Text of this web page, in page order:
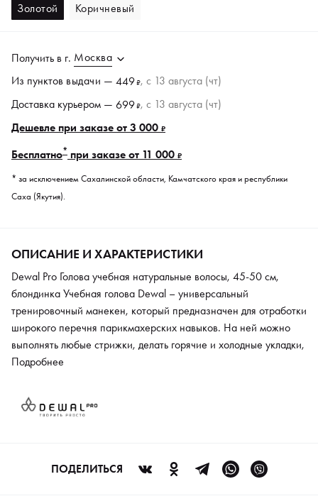
Золотой Коричневый
Получить в г. Москва
Из пунктов выдачи — 449₽, c 13 августа (чт)
Доставка курьером — 699₽, c 13 августа (чт)
Дешевле при заказе от 3 000 ₽
Бесплатно* при заказе от 11 000 ₽
* за исключением Сахалинской области, Камчатского края и республики
Саха (Якутия).
ОПИСАНИЕ И ХАРАКТЕРИСТИКИ
Dewal Pro Голова учебная натуральные волосы, 45-50 см,
блондинка Учебная голова Dewal – универсальный
тренировочный манекен, который предназначен для отработки
широкого перечня парикмахерских навыков. На ней можно
выполнять любые стрижки, делать горячие и холодные укладки,
прически, разнообразные плетения и окрашивания. Манекен
Шерсть данного животного является близким аналогом
человеческого волоса. Правила ухода за учебной головой
Чтобы продлить срок службы изделия, не рекомендуется
наносить химические составы на основание головы, так как
Подробнее
ПОДЕЛИТЬСЯ